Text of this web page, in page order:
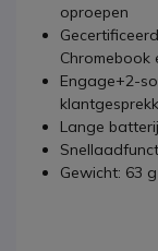
oproepen
Chromebook
Engage+2-
Lange
Gewicht: 63 g